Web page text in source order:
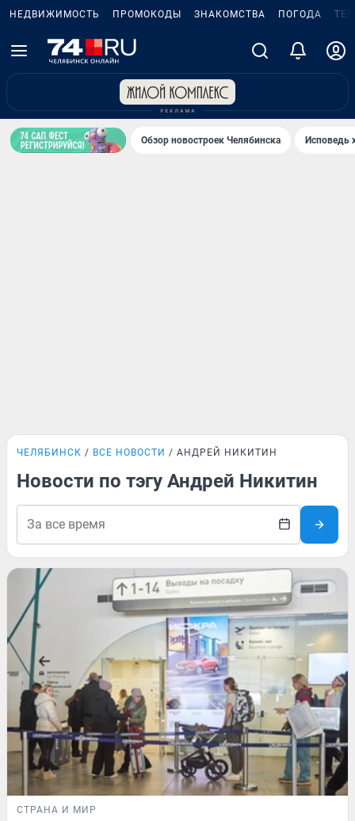
НЕДВИЖИМОСТЬ ПРОМОКОДЫ ЗНАКОМСТВА ПОГОДА
Обзор новостроек Челябинска Исповедь
ЧЕЛЯБИНСК ВСЕ НОВОСТИ АНДРЕЙ НИКИТИН
Новости по тэгу Андрей Никитин
СТРАНА И МИР